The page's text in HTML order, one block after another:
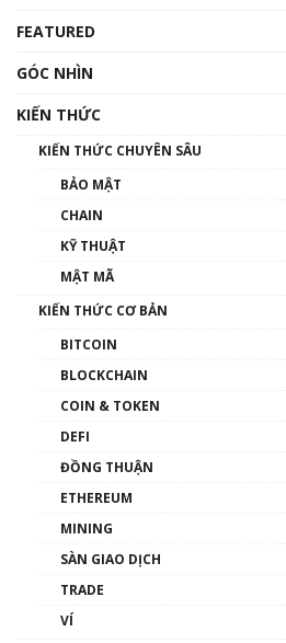
00:43:47
như thể nào?
00:39:31
Phổ cập Blockchain
thống & Crypto qua
FEATURED
GÓC NHÌN
KIẾN THỨC
KIẾN THỨC CHUYÊN SÂU
BẢO MẬT
CHAIN
KỸ THUẬT
MẬT MÃ
KIẾN THỨC CƠ BẢN
BITCOIN
BLOCKCHAIN
COIN & TOKEN
DEFI
ĐỒNG THUẬN
ETHEREUM
MINING
SÀN GIAO DỊCH
TRADE
VÍ